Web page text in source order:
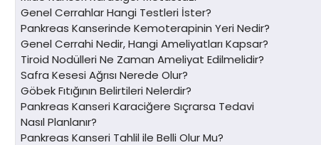
Genel Cerrahlar Hangi Testleri İster?
Pankreas Kanserinde Kemoterapinin Yeri Nedir?
Genel Cerrahi Nedir, Hangi Ameliyatları Kapsar?
Tiroid Nodülleri Ne Zaman Ameliyat Edilmelidir?
Safra Kesesi Ağrısı Nerede Olur?
Göbek Fıtığının Belirtileri Nelerdir?
Pankreas Kanseri Karaciğere Sıçrarsa Tedavi
Nasıl Planlanır?
Pankreas Kanseri Tahlil ile Belli Olur Mu?